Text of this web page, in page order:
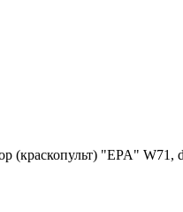
(краскопульт) "EPA" W71,